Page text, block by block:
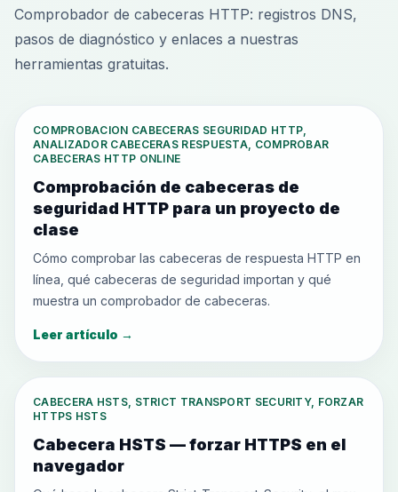
Comprobador de cabeceras HTTP: registros DNS,
pasos de diagnóstico y enlaces a nuestras
herramientas gratuitas.
COMPROBACION CABECERAS SEGURIDAD HTTP,
ANALIZADOR CABECERAS RESPUESTA, COMPROBAR
CABECERAS HTTP ONLINE
Comprobación de cabeceras de
seguridad HTTP para un proyecto de
clase
Cómo comprobar las cabeceras de respuesta HTTP en
línea, qué cabeceras de seguridad importan y qué
muestra un comprobador de cabeceras.
Leer artículo →
CABECERA HSTS, STRICT TRANSPORT SECURITY, FORZAR
HTTPS HSTS
Cabecera HSTS — forzar HTTPS en el
navegador